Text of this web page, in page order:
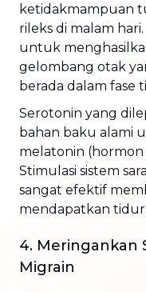
ketidakmampuan
rileks di malam
untuk
gelombang otak
berada dalam fase
Serotonin yang
bahan baku alami
melatonin
Stimulasi sistem
sangat efektif
mendapatkan
4. Meringankan
Migrain